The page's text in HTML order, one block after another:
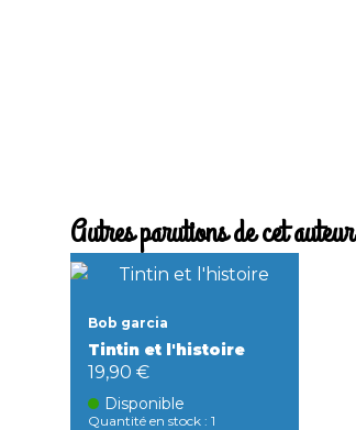
Autres parutions de cet auteur
Bob garcia
Tintin et l'histoire
19,90 €
Disponible
Quantité en stock : 1